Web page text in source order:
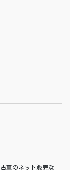
車のネット販売な